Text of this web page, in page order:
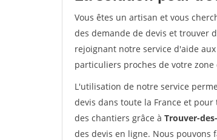
Vous êtes un artisan et vous
des demande de devis et trouver
rejoignant notre service d'aide
particuliers proches de votre
L'utilisation de notre service
devis dans toute la France et
des chantiers grâce à Trouver-
des devis en ligne. Nous